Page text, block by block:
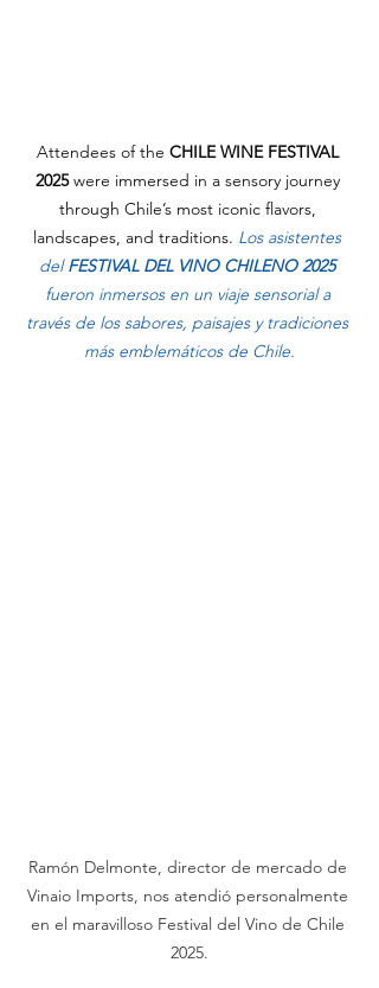
Attendees of the CHILE WINE FESTIVAL
2025 were immersed in a sensory journey
through Chile’s most iconic flavors,
landscapes, and traditions. Los asistentes
del FESTIVAL DEL VINO CHILENO 2025
fueron inmersos en un viaje sensorial a
través de los sabores, paisajes y tradiciones
más emblemáticos de Chile.
Ramón Delmonte, director de mercado de
Vinaio Imports, nos atendió personalmente
en el maravilloso Festival del Vino de Chile
2025.